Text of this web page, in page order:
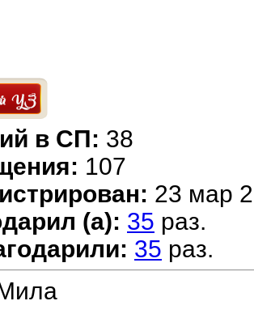
в СП: 38
107
23 мар
(а): 35 раз.
35 раз.